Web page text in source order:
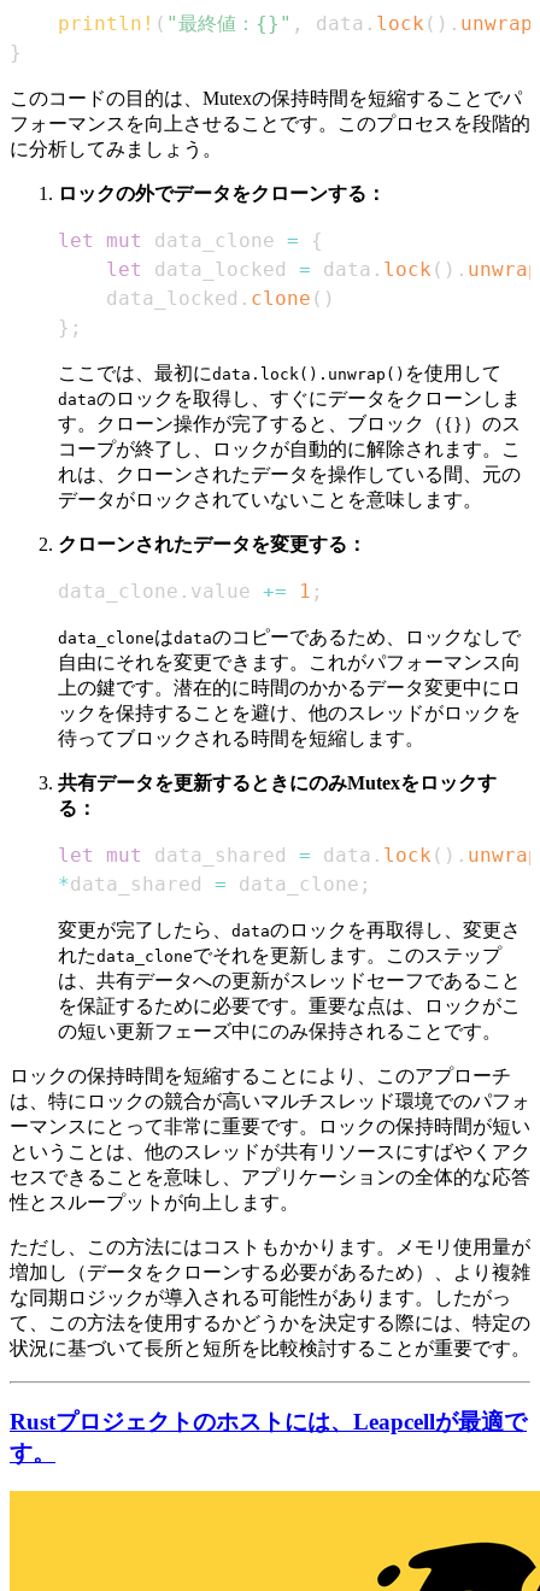
println! ( "最終値：{}" , data . lock ( ) . unwrap
}
このコードの目的は、Mutexの保持時間を短縮することでパ
フォーマンスを向上させることです。このプロセスを段階的
に分析してみましょう。
ロックの外でデータをクローンする：
let mut data_clone =
{
let
data_locked = data . lock ( ) . unwrap
    data_locked
. clone ( )
} ;
ここでは、最初にdata.lock().unwrap() を使用して
dataのロックを取得し、すぐにデータをクローンしま
す。クローン操作が完了すると、ブロック（{}）のス
コープが終了し、ロックが自動的に解除されます。こ
れは、クローンされたデータを操作している間、元の
データがロックされていないことを意味します。
クローンされたデータを変更する：
data_clone . value += 1 ;
data_cloneはdataのコピーであるため、ロックなしで
自由にそれを変更できます。これがパフォーマンス向
上の鍵です。潜在的に時間のかかるデータ変更中にロ
ックを保持することを避け、他のスレッドがロックを
待ってブロックされる時間を短縮します。
共有データを更新するときにのみMutexをロックす
る：
let mut data_shared = data . lock ( ) . unwrap
*data_shared = data_clone ;
変更が完了したら、 dataのロックを再取得し、変更さ
れたdata_cloneでそれを更新します。このステップ
は、共有データへの更新がスレッドセーフであること
を保証するために必要です。重要な点は、ロックがこ
の短い更新フェーズ中にのみ保持されることです。
ロックの保持時間を短縮することにより、このアプローチ
は、特にロックの競合が高いマルチスレッド環境でのパフォ
ーマンスにとって非常に重要です。ロックの保持時間が短い
ということは、他のスレッドが共有リソースにすばやくアク
セスできることを意味し、アプリケーションの全体的な応答
性とスループットが向上します。
ただし、この方法にはコストもかかります。メモリ使用量が
増加し（データをクローンする必要があるため）、より複雑
な同期ロジックが導入される可能性があります。したがっ
て、この方法を使用するかどうかを決定する際には、特定の
状況に基づいて長所と短所を比較検討することが重要です。
Rustプロジェクトのホストには、Leapcellが最適で
す。